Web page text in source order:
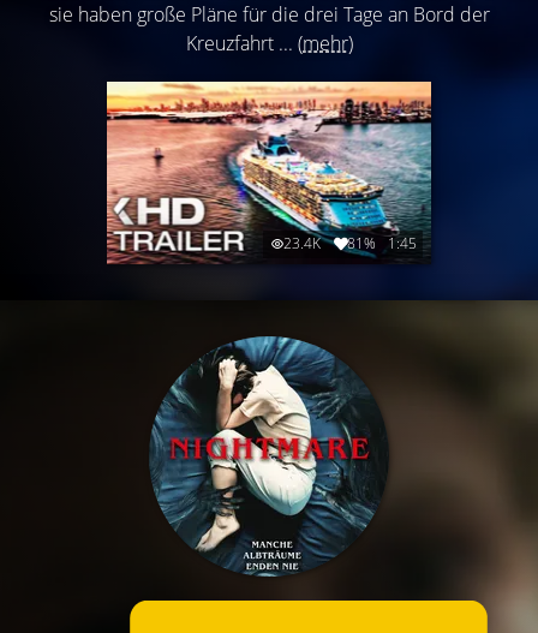
sie haben große Pläne für die drei Tage an Bord der
Kreuzfahrt ... (mehr)
23.4K 81% 1:45